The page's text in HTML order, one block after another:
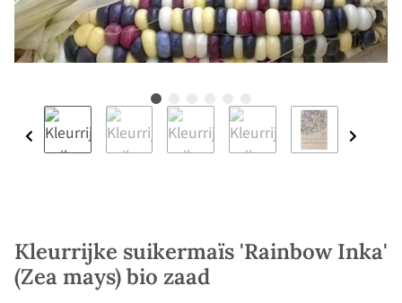
Kleurrijke suikermaïs 'Rainbow Inka'
(Zea mays) bio zaad